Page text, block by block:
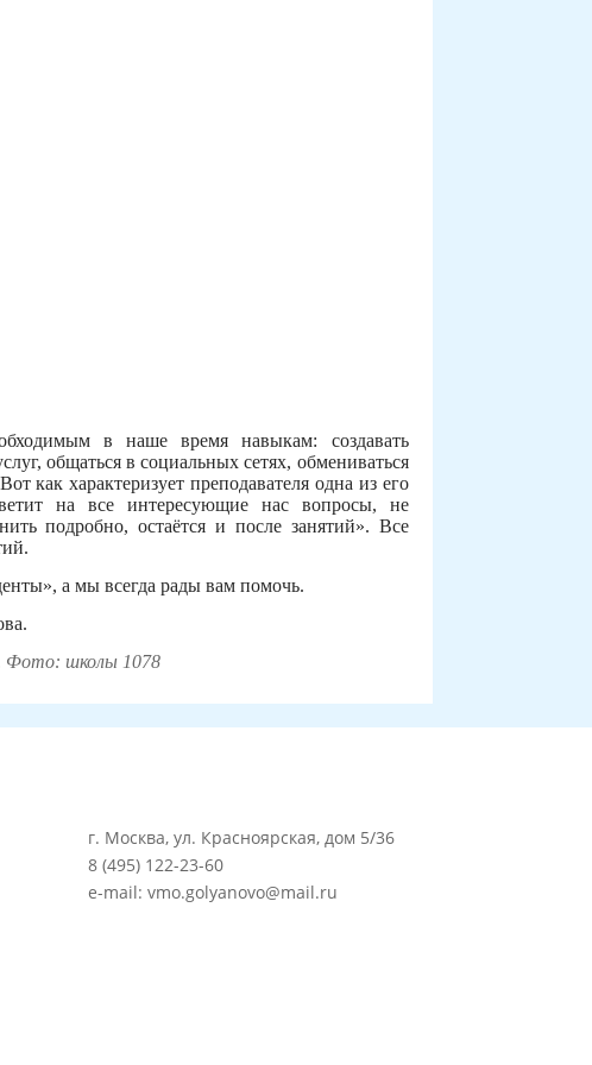
в наше время навыкам: создавать
общаться в социальных сетях, обмениваться
как характеризует преподавателя одна из его
на все интересующие нас вопросы, не
подробно, остаётся и после занятий». Все
а мы всегда рады вам помочь.
Фото: школы 1078
г. Москва, ул. Красноярская, дом 5/36
8 (495) 122-23-60
e-mail: vmo.golyanovo@mail.ru